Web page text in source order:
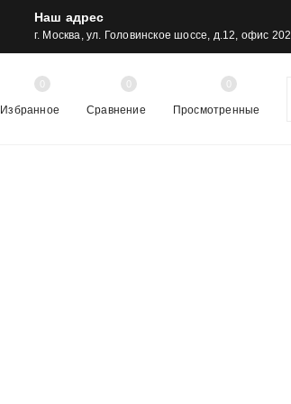
Наш адрес
г. Москва, ул. Головинское шоссе, д.12, офис 202
Избранное
0
Сравнение
0
Просмотренные
0